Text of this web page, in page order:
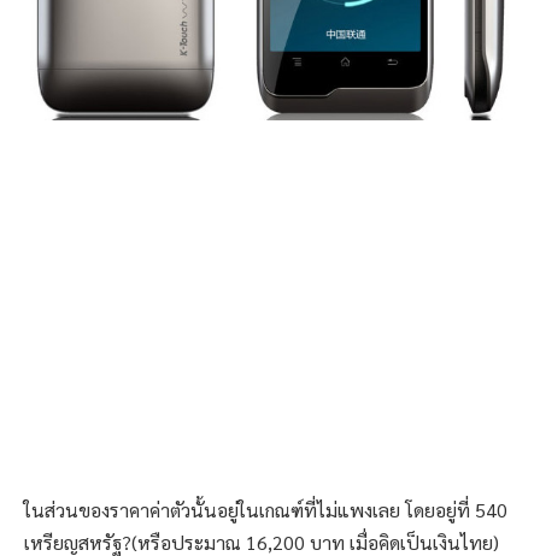
ในส่วนของราคาค่าตัวนั้นอยู่ในเกณฑ์ที่ไม่แพงเลย โดยอยู่ที่ 540
เหรียญสหรัฐ?(หรือประมาณ 16,200 บาท เมื่อคิดเป็นเงินไทย)